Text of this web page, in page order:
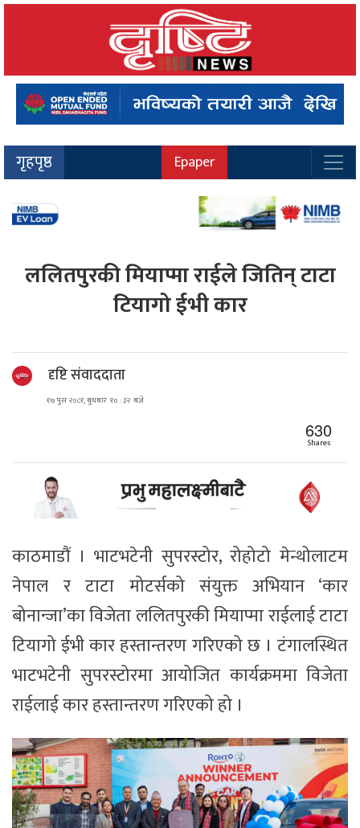
गृहपृष्ठ Epaper
ललितपुरकी मियाप्मा राईले जितिन् टाटा
टियागो ईभी कार
दृष्टि संवाददाता
१७ पुस २०८१, बुधबार १० : ३२ बजे
630
Shares
काठमाडौं । भाटभटेनी सुपरस्टोर, रोहोटो मेन्थोलाटम
नेपाल र टाटा मोटर्सको संयुक्त अभियान ‘कार
बोनान्जा’का विजेता ललितपुरकी मियाप्मा राईलाई टाटा
टियागो ईभी कार हस्तान्तरण गरिएको छ । टंगालस्थित
भाटभटेनी सुपरस्टोरमा आयोजित कार्यक्रममा विजेता
राईलाई कार हस्तान्तरण गरिएको हो ।